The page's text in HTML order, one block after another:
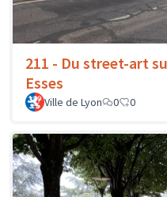
211 - Du street-art
Esses
Ville de Lyon 0 0